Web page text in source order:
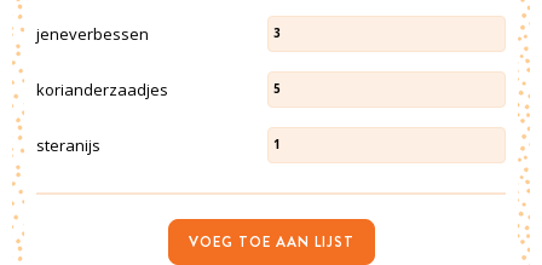
jeneverbessen 3
korianderzaadjes 5
steranijs 1
VOEG TOE AAN LIJST